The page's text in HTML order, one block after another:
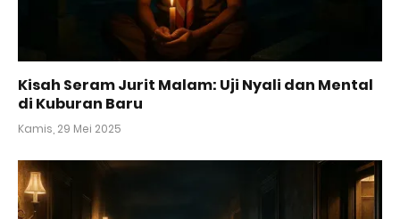
Kisah Seram Jurit Malam: Uji Nyali dan Mental
di Kuburan Baru
Kamis, 29 Mei 2025